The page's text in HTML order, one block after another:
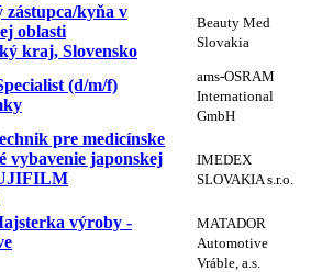
zástupca/kyňa v
oblasti
kraj, Slovensko
Beauty Med
Slovakia
(d/m/f)
ams-OSRAM
International
GmbH
pre medicínske
vybavenie japonskej
IMEDEX
SLOVAKIA s.r.o.
výroby -
MATADOR
Automotive
Vráble, a.s.